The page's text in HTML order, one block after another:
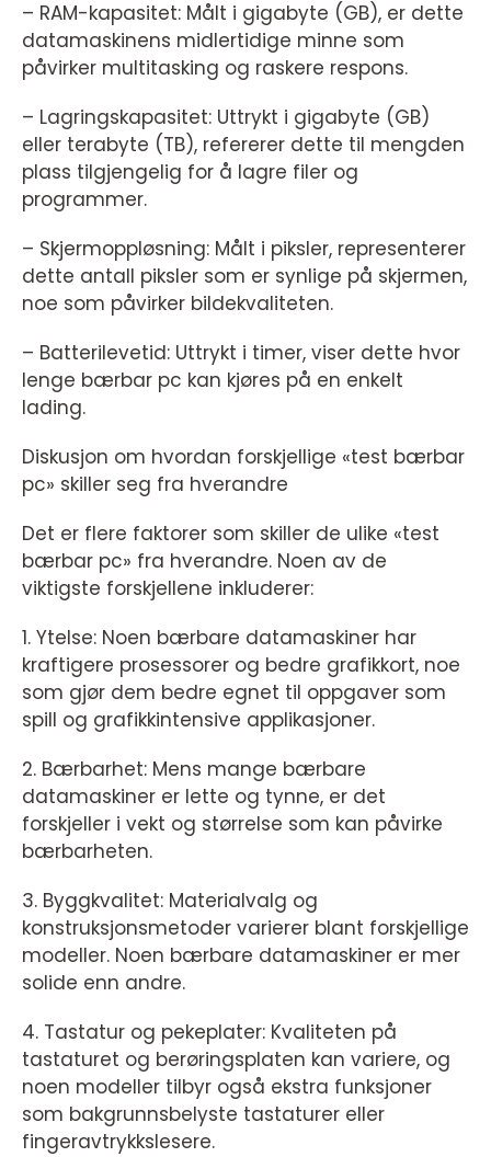
– RAM-kapasitet: Målt i gigabyte (GB), er dette
datamaskinens midlertidige minne som
påvirker multitasking og raskere respons.
– Lagringskapasitet: Uttrykt i gigabyte (GB)
eller terabyte (TB), refererer dette til mengden
plass tilgjengelig for å lagre filer og
programmer.
– Skjermoppløsning: Målt i piksler, representerer
dette antall piksler som er synlige på skjermen,
noe som påvirker bildekvaliteten.
– Batterilevetid: Uttrykt i timer, viser dette hvor
lenge bærbar pc kan kjøres på en enkelt
lading.
Diskusjon om hvordan forskjellige «test bærbar
pc» skiller seg fra hverandre
Det er flere faktorer som skiller de ulike «test
bærbar pc» fra hverandre. Noen av de
viktigste forskjellene inkluderer:
1. Ytelse: Noen bærbare datamaskiner har
kraftigere prosessorer og bedre grafikkort, noe
som gjør dem bedre egnet til oppgaver som
spill og grafikkintensive applikasjoner.
2. Bærbarhet: Mens mange bærbare
datamaskiner er lette og tynne, er det
forskjeller i vekt og størrelse som kan påvirke
bærbarheten.
3. Byggkvalitet: Materialvalg og
konstruksjonsmetoder varierer blant forskjellige
modeller. Noen bærbare datamaskiner er mer
solide enn andre.
4. Tastatur og pekeplater: Kvaliteten på
tastaturet og berøringsplaten kan variere, og
noen modeller tilbyr også ekstra funksjoner
som bakgrunnsbelyste tastaturer eller
fingeravtrykkslesere.